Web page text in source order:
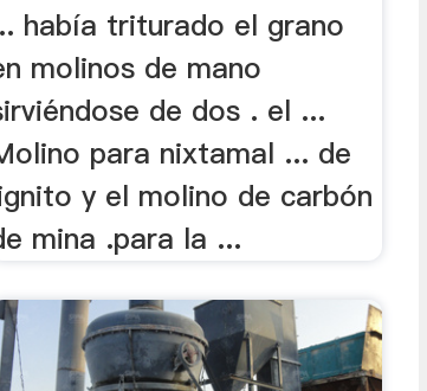
había triturado el grano
molinos de mano
de dos . el ...
para nixtamal ... de
y el molino de carbón
mina .para la ...